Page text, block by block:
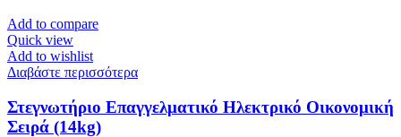
Add to compare
Quick view
Add to wishlist
Διαβάστε περισσότερα
Στεγνωτήριο Επαγγελματικό Ηλεκτρικό Οικονομική
Σειρά (14kg)